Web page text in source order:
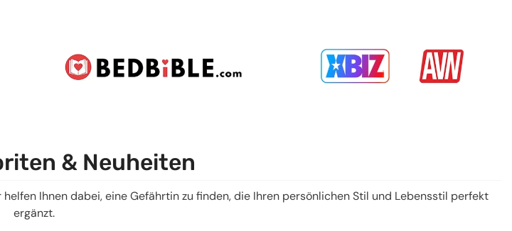
& Neuheiten
Ihnen dabei, eine Gefährtin zu finden, die Ihren persönlichen Stil und Lebensstil perfekt
ergänzt.